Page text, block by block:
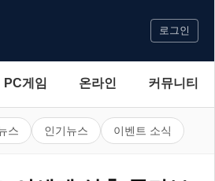
로그인
PC게임 온라인 커뮤니티
스 인기뉴스 이벤트 소식